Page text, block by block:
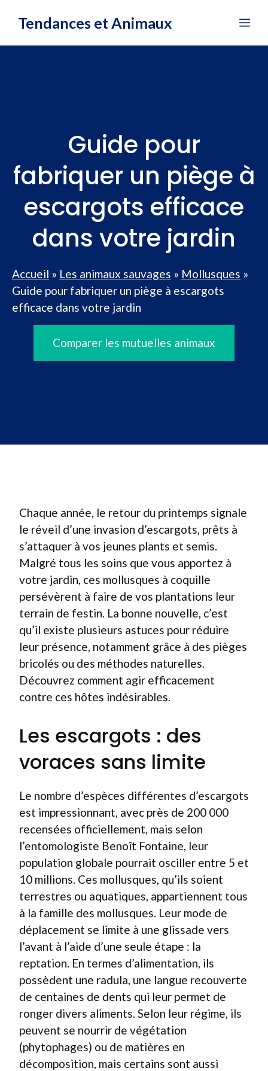
Tendances et Animaux
Guide pour
fabriquer un piège à
escargots efficace
dans votre jardin
Accueil » Les animaux sauvages » Mollusques »
Guide pour fabriquer un piège à escargots
efficace dans votre jardin
Comparer les mutuelles animaux
Chaque année, le retour du printemps signale
le réveil d’une invasion d’escargots, prêts à
s’attaquer à vos jeunes plants et semis.
Malgré tous les soins que vous apportez à
votre jardin, ces mollusques à coquille
persévèrent à faire de vos plantations leur
terrain de festin. La bonne nouvelle, c’est
qu’il existe plusieurs astuces pour réduire
leur présence, notamment grâce à des pièges
bricolés ou des méthodes naturelles.
Découvrez comment agir efficacement
contre ces hôtes indésirables.
Les escargots : des
voraces sans limite
Le nombre d’espèces différentes d’escargots
est impressionnant, avec près de 200 000
recensées officiellement, mais selon
l’entomologiste Benoît Fontaine, leur
population globale pourrait osciller entre 5 et
10 millions. Ces mollusques, qu’ils soient
terrestres ou aquatiques, appartiennent tous
à la famille des mollusques. Leur mode de
déplacement se limite à une glissade vers
l’avant à l’aide d’une seule étape : la
reptation. En termes d’alimentation, ils
possèdent une radula, une langue recouverte
de centaines de dents qui leur permet de
ronger divers aliments. Selon leur régime, ils
peuvent se nourrir de végétation
(phytophages) ou de matières en
décomposition, mais certains sont aussi